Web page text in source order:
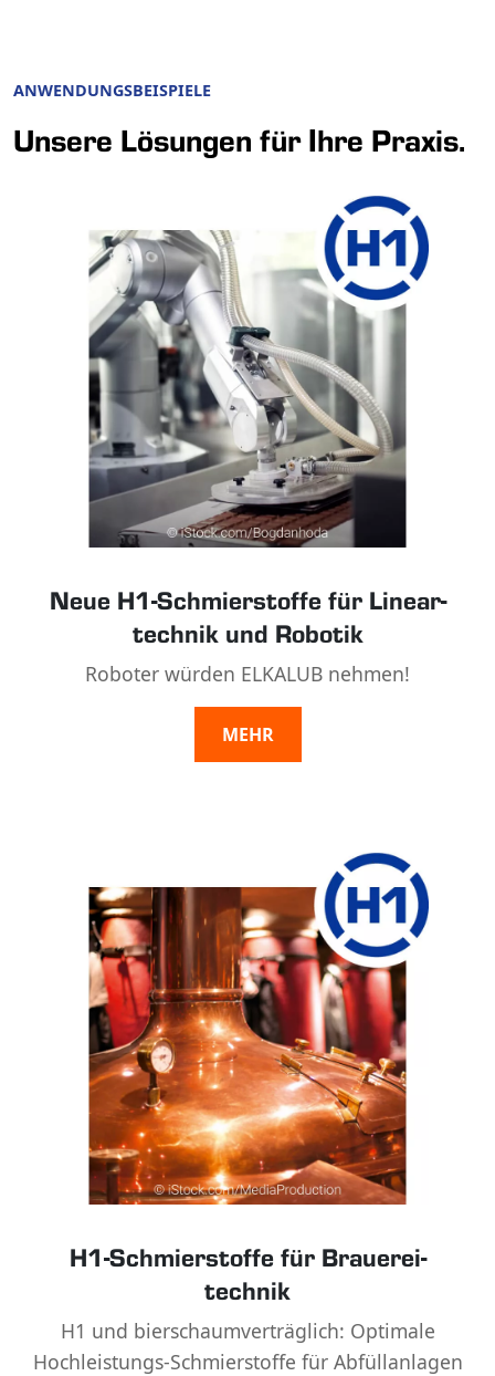
ANWENDUNGSBEISPIELE
Unsere Lösungen für Ihre Praxis.
Neue H1-Schmier­stoffe für Linear­
technik und Robotik
Roboter würden ELKALUB nehmen!
MEHR
H1-Schmier­stoffe für Brauerei­
technik
H1 und bier­schaum­verträglich: Optimale
Hochleistungs-Schmierstoffe für Abfüllanlagen